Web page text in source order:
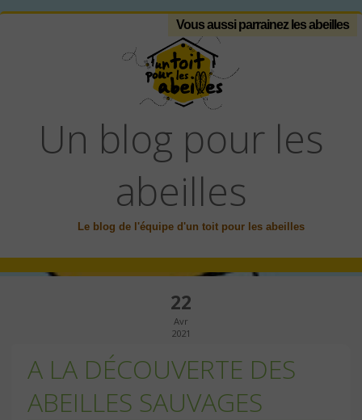
Vous aussi parrainez les abeilles
Un blog pour les
abeilles
Le blog de l'équipe d'un toit pour les abeilles
22
Avr
2021
A LA DÉCOUVERTE DES
ABEILLES SAUVAGES